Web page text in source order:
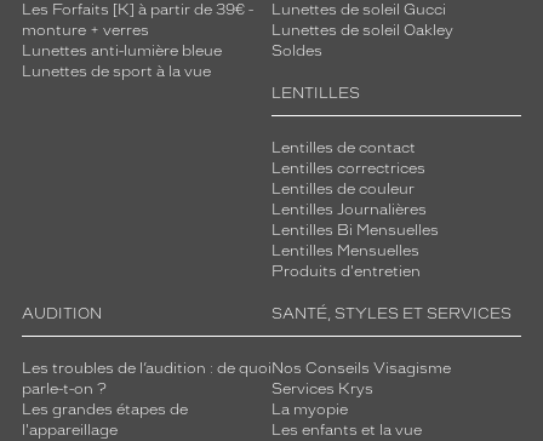
Les Forfaits [K] à partir de 39€ -
monture + verres
Lunettes anti-lumière bleue
Lunettes de sport à la vue
Lunettes de soleil Gucci
Lunettes de soleil Oakley
Soldes
LENTILLES
Lentilles de contact
Lentilles correctrices
Lentilles de couleur
Lentilles Journalières
Lentilles Bi Mensuelles
Lentilles Mensuelles
Produits d'entretien
AUDITION
Les troubles de l’audition : de quoi
parle-t-on ?
Les grandes étapes de
l'appareillage
SANTÉ, STYLES ET SERVICES
Nos Conseils Visagisme
Services Krys
La myopie
Les enfants et la vue